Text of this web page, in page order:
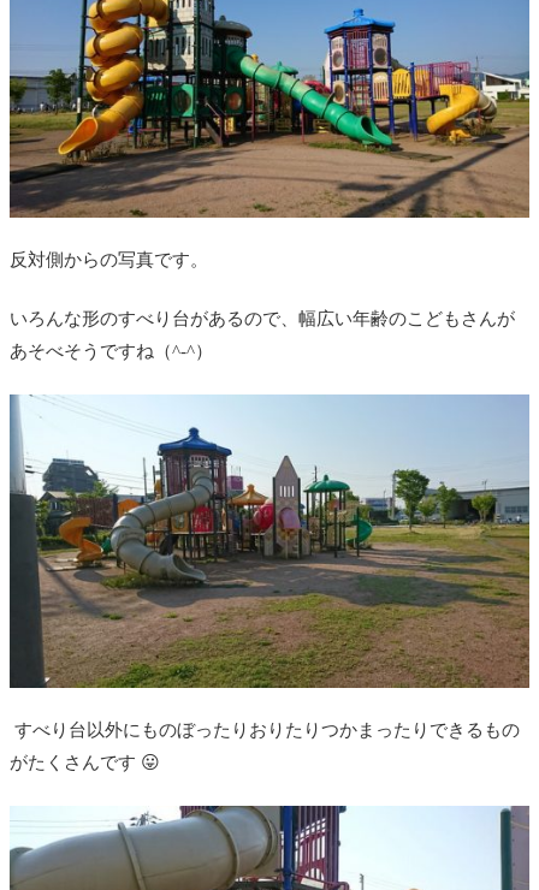
反対側からの写真です。
いろんな形のすべり台があるので、幅広い年齢のこどもさんが
あそべそうですね（^-^）
すべり台以外にものぼったりおりたりつかまったりできるもの
がたくさんです 😛